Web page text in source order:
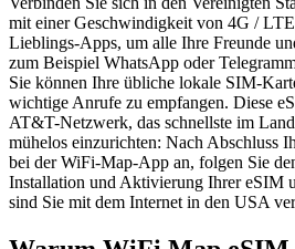
mit einer Geschwindigkeit von 4G /
Lieblings-Apps, um alle Ihre Freunde
zum Beispiel WhatsApp oder
Sie können Ihre übliche lokale SIM-
wichtige Anrufe zu empfangen. Diese
AT&T-Netzwerk, das schnellste im
mühelos einzurichten: Nach Abschluss
bei der WiFi-Map-App an, folgen Sie
Installation und Aktivierung Ihrer eSIM
sind Sie mit dem Internet in den USA